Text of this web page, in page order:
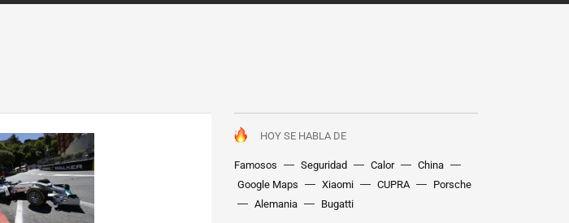
HOY SE HABLA DE
Famosos Seguridad Calor
China
Google Maps
Xiaomi CUPRA
Porsche
Alemania
Bugatti